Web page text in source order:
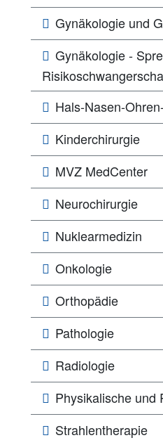
Gynäkologie und
Gynäkologie -
Hals-Nasen-
Kinderchirurgie
MVZ MedCenter
Neurochirurgie
Nuklearmedizin
Onkologie
Orthopädie
Pathologie
Radiologie
Physikalische und
Strahlentherapie